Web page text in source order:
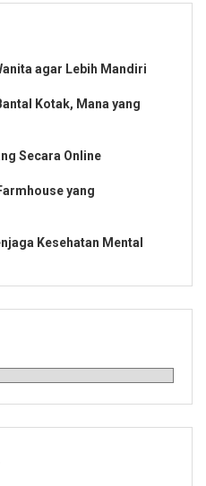
agar Lebih Mandiri
Kotak, Mana yang
Secara Online
yang
Kesehatan Mental